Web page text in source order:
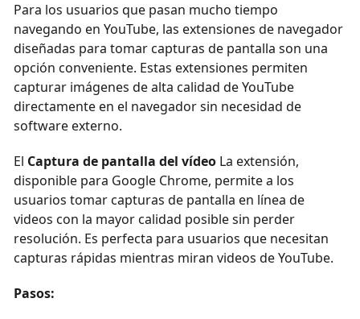
Para los usuarios que pasan mucho tiempo
navegando en YouTube, las extensiones de navegador
diseñadas para tomar capturas de pantalla son una
opción conveniente. Estas extensiones permiten
capturar imágenes de alta calidad de YouTube
directamente en el navegador sin necesidad de
software externo.
El Captura de pantalla del vídeo La extensión,
disponible para Google Chrome, permite a los
usuarios tomar capturas de pantalla en línea de
videos con la mayor calidad posible sin perder
resolución. Es perfecta para usuarios que necesitan
capturas rápidas mientras miran videos de YouTube.
Pasos: